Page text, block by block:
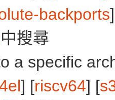
backports
中搜尋
a specific
] [riscv64] [